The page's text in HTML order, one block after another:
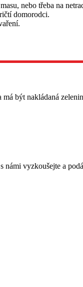
nebo třeba na
domorodci.
být nakládaná
vyzkoušejte a